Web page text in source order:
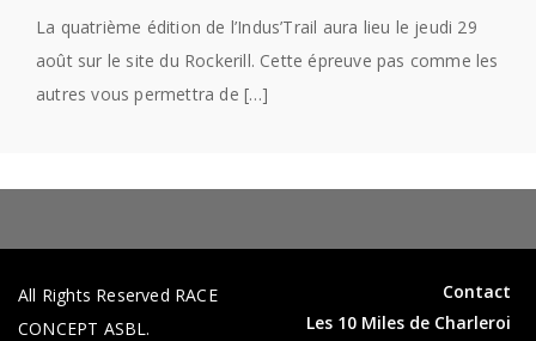
La quatrième édition de l’Indus’Trail aura lieu le jeudi 29
août sur le site du Rockerill. Cette épreuve pas comme les
autres vous permettra de […]
All Rights Reserved RACE
CONCEPT ASBL.
Contact
Les 10 Miles de Charleroi